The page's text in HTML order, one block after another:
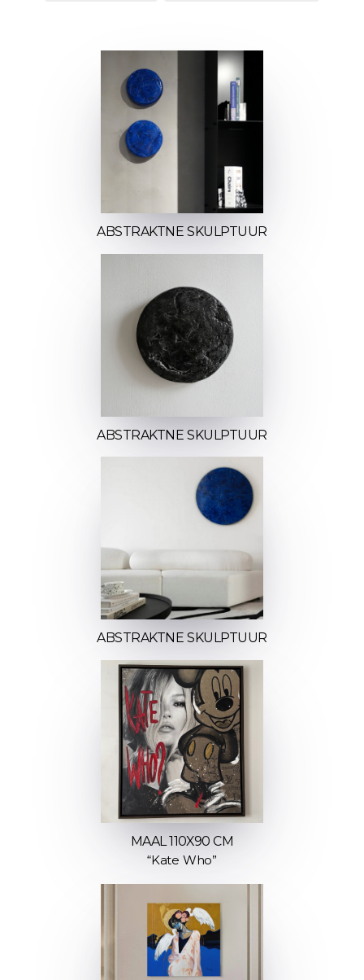
ABSTRAKTNE SKULPTUUR
ABSTRAKTNE SKULPTUUR
ABSTRAKTNE SKULPTUUR
MAAL 110X90 CM
“Kate Who”